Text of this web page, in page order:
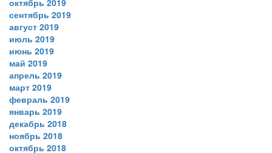
октябрь 2019
сентябрь 2019
август 2019
июль 2019
июнь 2019
май 2019
апрель 2019
март 2019
февраль 2019
январь 2019
декабрь 2018
ноябрь 2018
октябрь 2018